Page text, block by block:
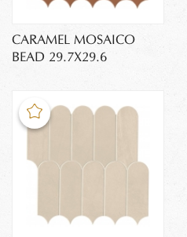
CARAMEL MOSAICO
BEAD 29.7X29.6